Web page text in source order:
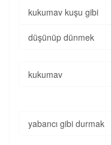
kukumav kuşu gibi
düşünüp dünmek
kukumav
yabancı gibi durmak